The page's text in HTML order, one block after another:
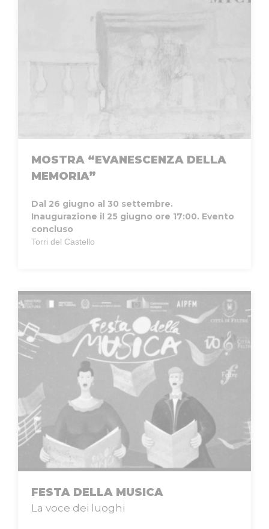
MOSTRA “EVANESCENZA DELLA
MEMORIA”
Dal 26 giugno al 30 settembre.
Inaugurazione il 25 giugno ore 17:00. Evento
concluso
Torri del Castello
FESTA DELLA MUSICA
La voce dei luoghi